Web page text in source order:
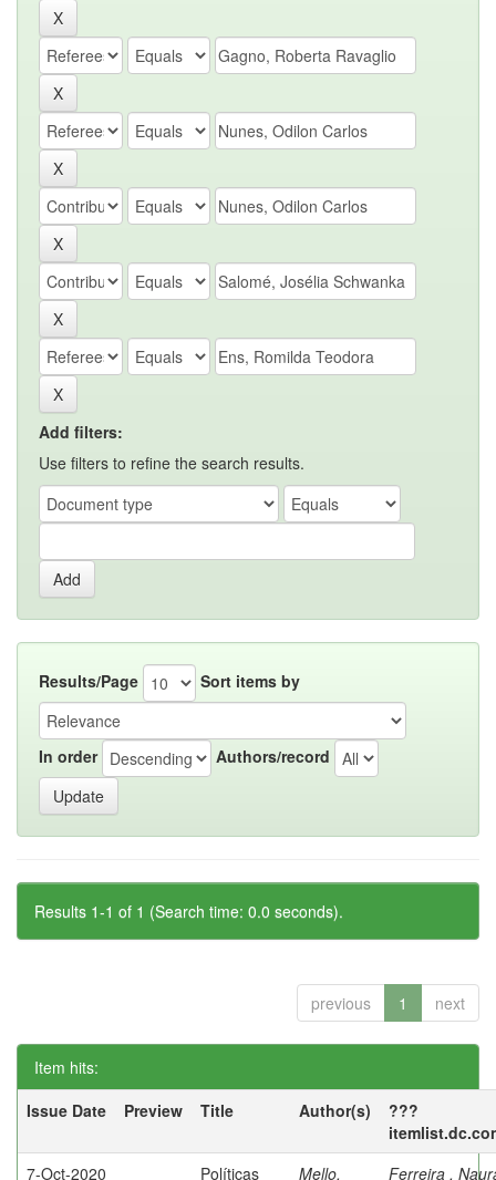
Add filters:
Use filters to refine the search results.
Results/Page Sort items by
In order Authors/record
Results 1-1 of 1 (Search time: 0.0 seconds).
previous 1 next
Item hits:
Issue Date
Preview Title Author(s)
???
7-Oct-2020
Políticas Mello, Ferreira ,